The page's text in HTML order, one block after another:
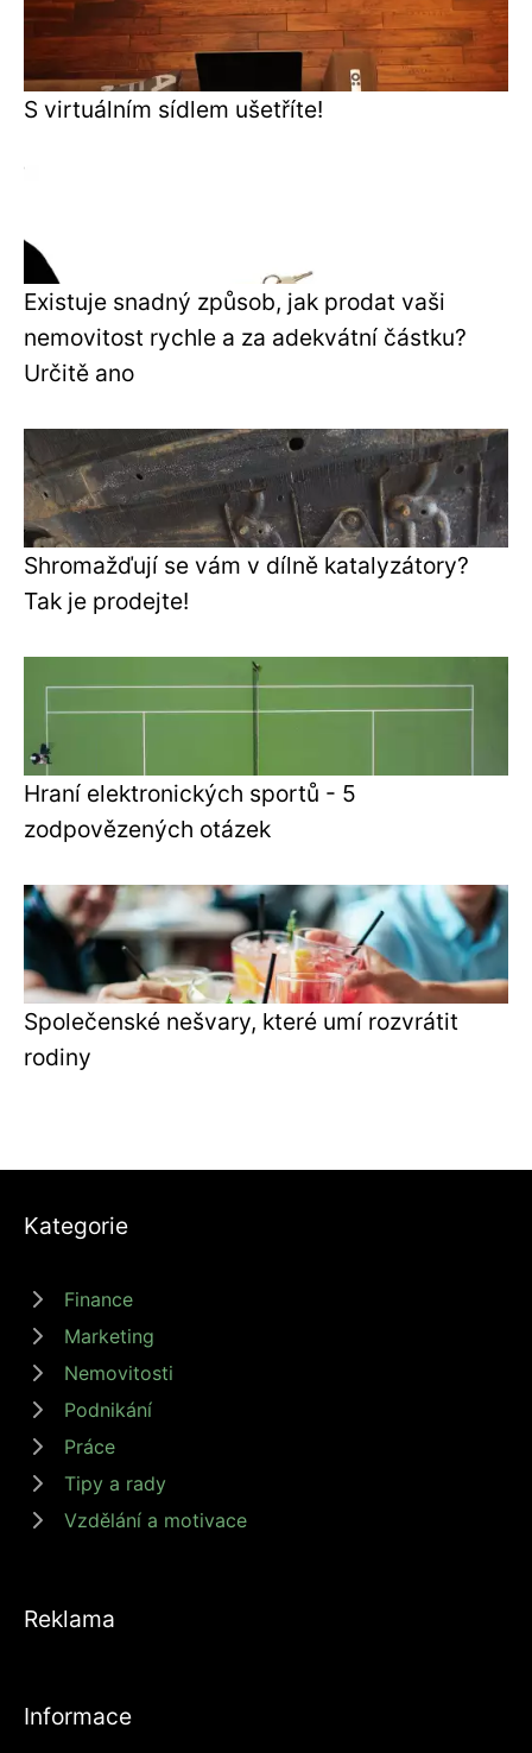
S virtuálním sídlem ušetříte!
Existuje snadný způsob, jak prodat vaši
nemovitost rychle a za adekvátní částku?
Určitě ano
Shromažďují se vám v dílně katalyzátory?
Tak je prodejte!
Hraní elektronických sportů - 5
zodpovězených otázek
Společenské nešvary, které umí rozvrátit
rodiny
Kategorie
Finance
Marketing
Nemovitosti
Podnikání
Práce
Tipy a rady
Vzdělání a motivace
Reklama
Informace